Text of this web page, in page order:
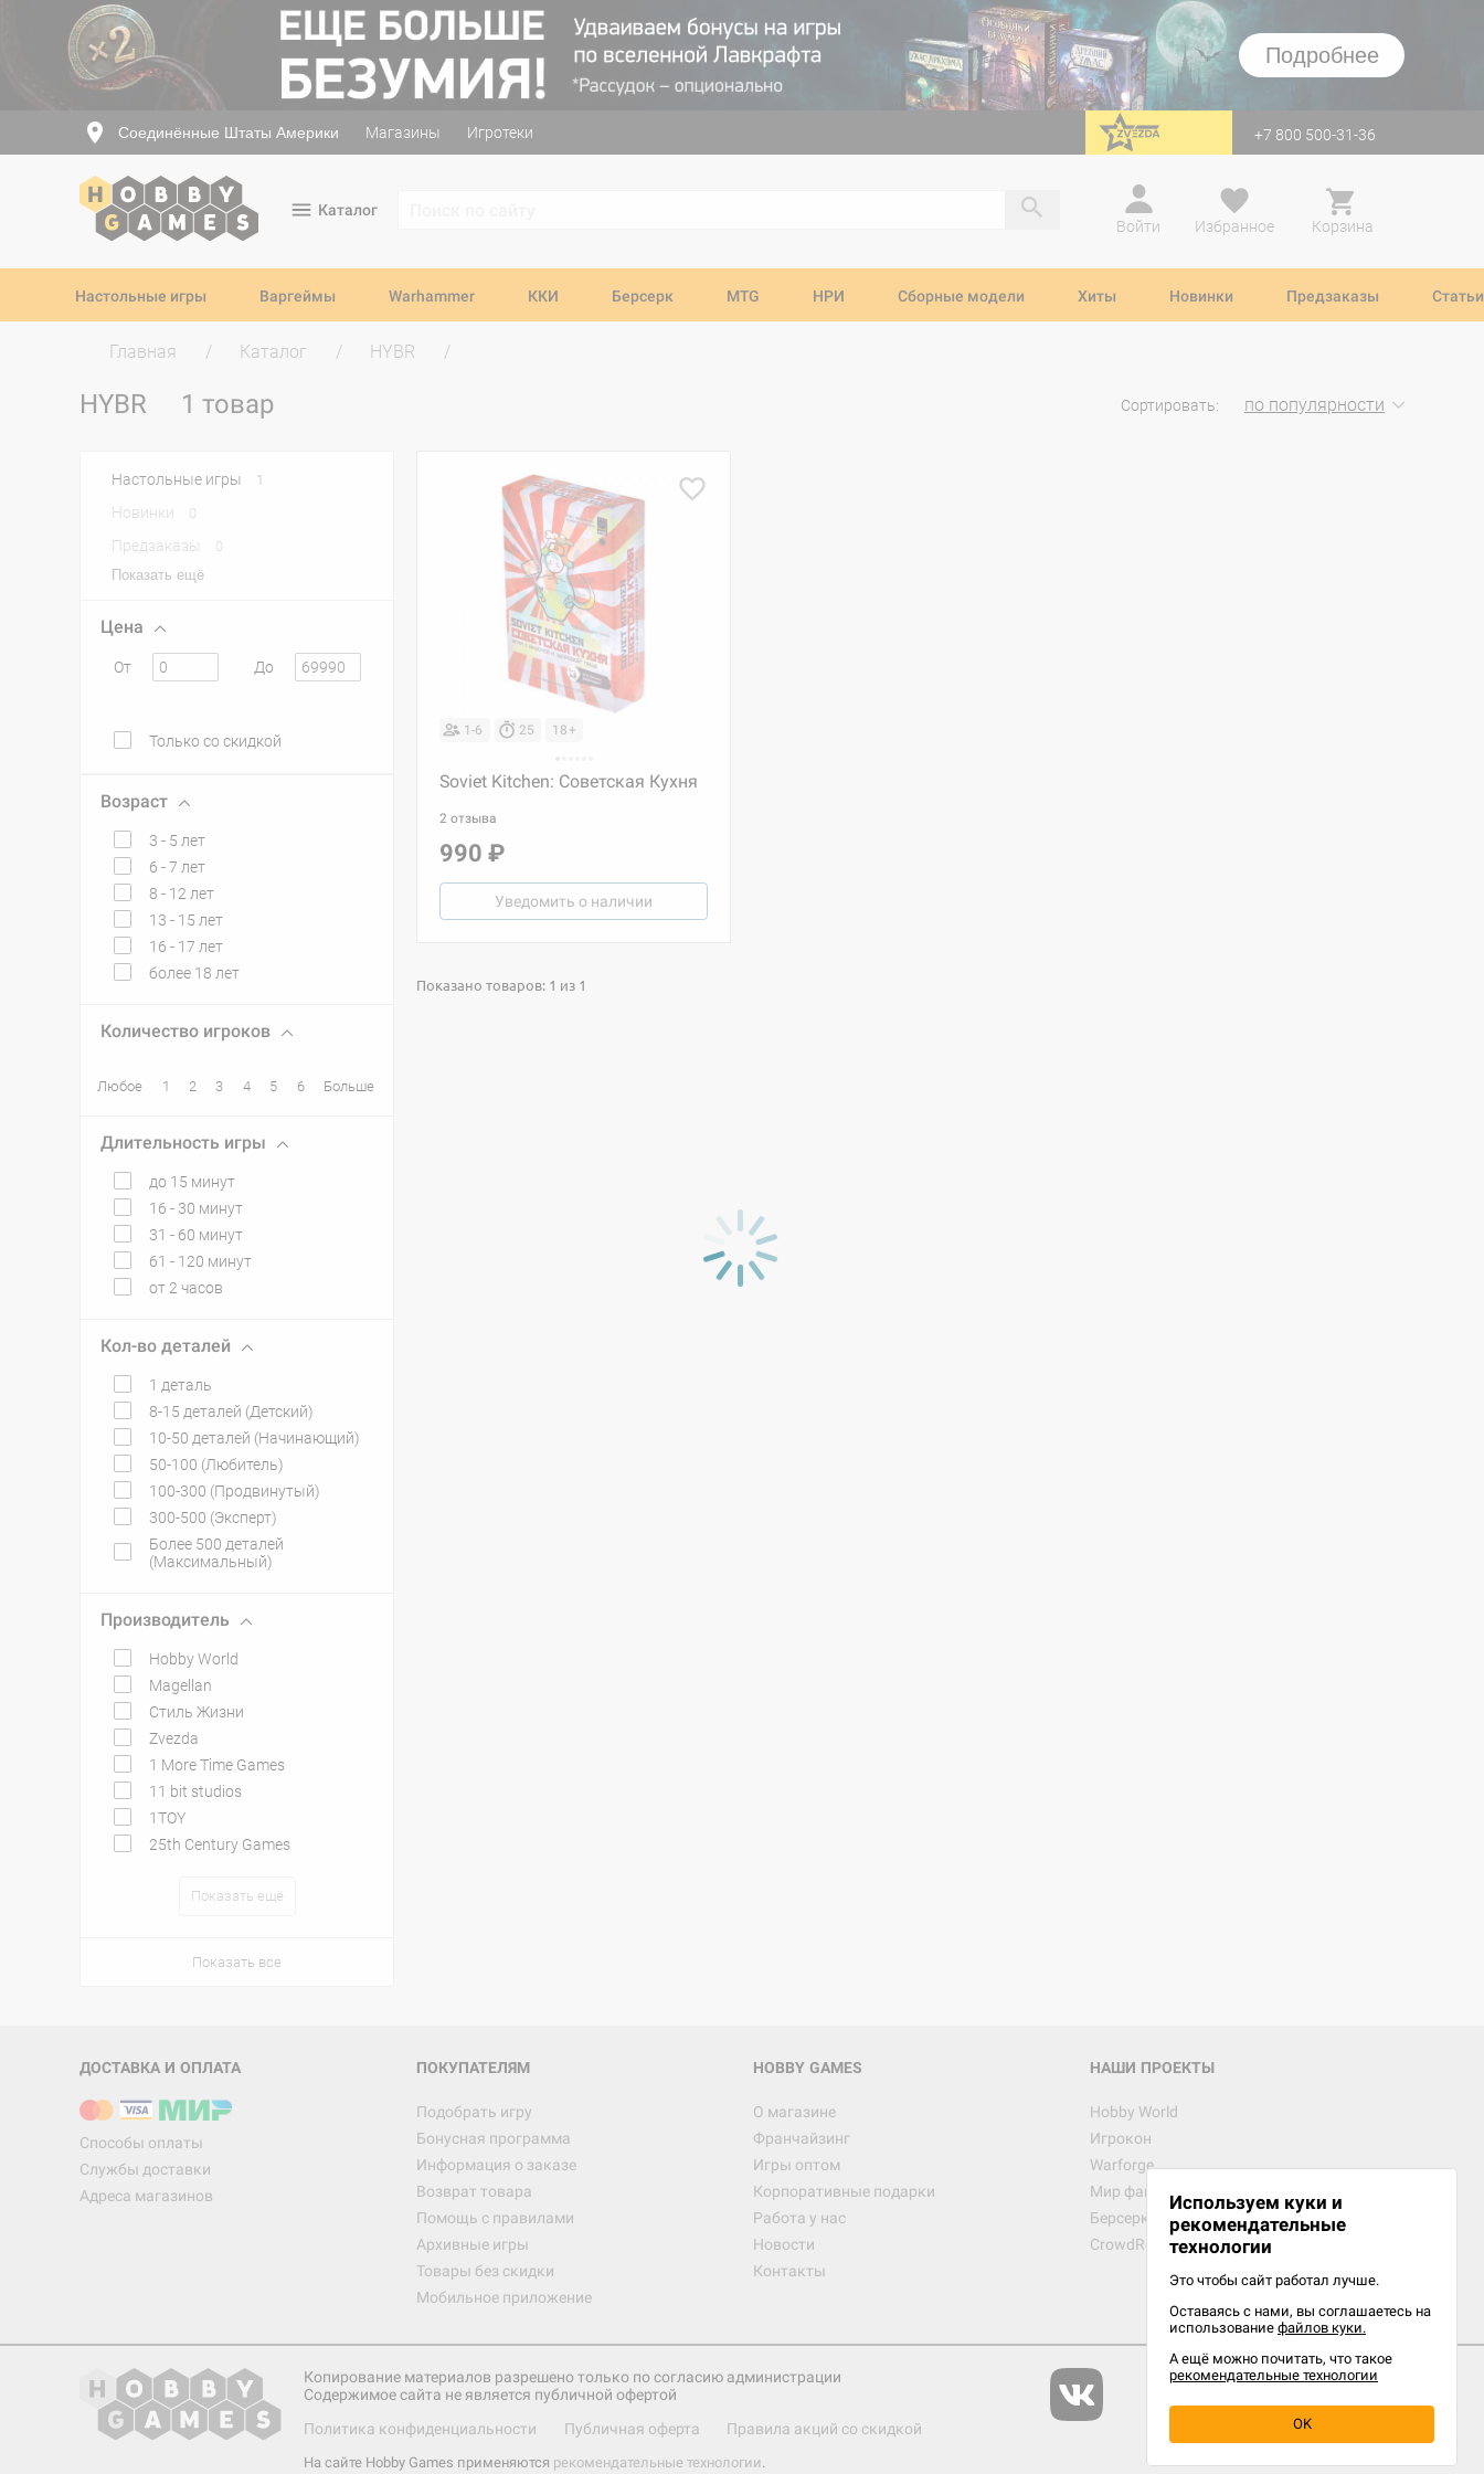
Подробнее
Соединённые Штаты Америки Магазины Игротеки перейти на Zvezda +7 800 500-31-36
Каталог
Войти
Избранное Корзина
Настольные игры Варгеймы Warhammer ККИ Берсерк MTG НРИ Сборные модели Хиты Новинки Предзаказы Статьи
Главная Каталог HYBR
HYBR 1 товар Сортировать: по популярности
Настольные игры 1
Новинки 0
Предзаказы
0
Показать ещё
Цена
От До
Только со скидкой
Возраст
3 - 5 лет
6 - 7 лет
8 - 12 лет
13 - 15 лет
16 - 17 лет
более 18 лет
Количество игроков
Любое 1 2 3 4 5 6 Больше
Длительность игры
до 15 минут
16 - 30 минут
31 - 60 минут
61 - 120 минут
от 2 часов
Кол-во деталей
1 деталь
8-15 деталей (Детский)
10-50 деталей (Начинающий)
50-100 (Любитель)
100-300 (Продвинутый)
300-500 (Эксперт)
Более 500 деталей
(Максимальный)
Производитель
Hobby World
Magellan
Стиль Жизни
Zvezda
1 More Time Games
11 bit studios
1TOY
25th Century Games
Показать ещё
Показать все
1-6 25 18+
Soviet Kitchen: Советская Кухня
2 отзыва
990 ₽
Уведомить о наличии
Показано товаров: 1 из 1
ДОСТАВКА И ОПЛАТА
Способы оплаты
Службы доставки
Адреса магазинов
ПОКУПАТЕЛЯМ
Подобрать игру
Бонусная программа
Информация о заказе
Возврат товара
Помощь с правилами
Архивные игры
Товары без скидки
Мобильное приложение
HOBBY GAMES
О магазине
Франчайзинг
Игры оптом
Корпоративные подарки
Работа у нас
Новости
Контакты
НАШИ ПРОЕКТЫ
Hobby World
Игрокон
Warforge
Мир фантастики
Берсерк
CrowdRepublic
Копирование материалов разрешено только по согласию администрации
Содержимое сайта не является публичной офертой
Политика конфиденциальности
Публичная оферта Правила акций со скидкой
На сайте Hobby Games применяются рекомендательные технологии.
Используем куки и
рекомендательные
технологии
Это чтобы сайт работал лучше.
Оставаясь с нами, вы соглашаетесь на
использование файлов куки.
А ещё можно почитать, что такое
рекомендательные технологии
OK